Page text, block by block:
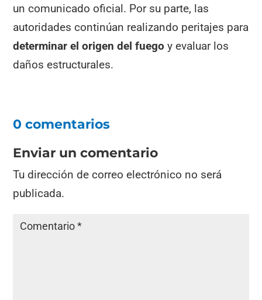
un comunicado oficial. Por su parte, las
autoridades continúan realizando peritajes para
determinar el origen del fuego y evaluar los
daños estructurales.
0 comentarios
Enviar un comentario
Tu dirección de correo electrónico no será
publicada.